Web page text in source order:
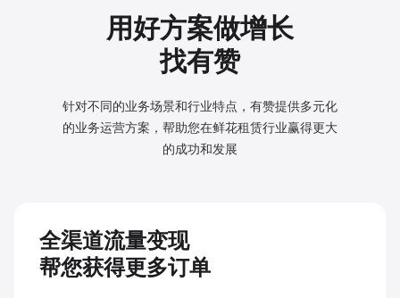
用好方案做增长
找有赞
针对不同的业务场景和行业特点，有赞提供多元化
的业务运营方案，帮助您在鲜花租赁行业赢得更大
的成功和发展
全渠道流量变现
帮您获得更多订单